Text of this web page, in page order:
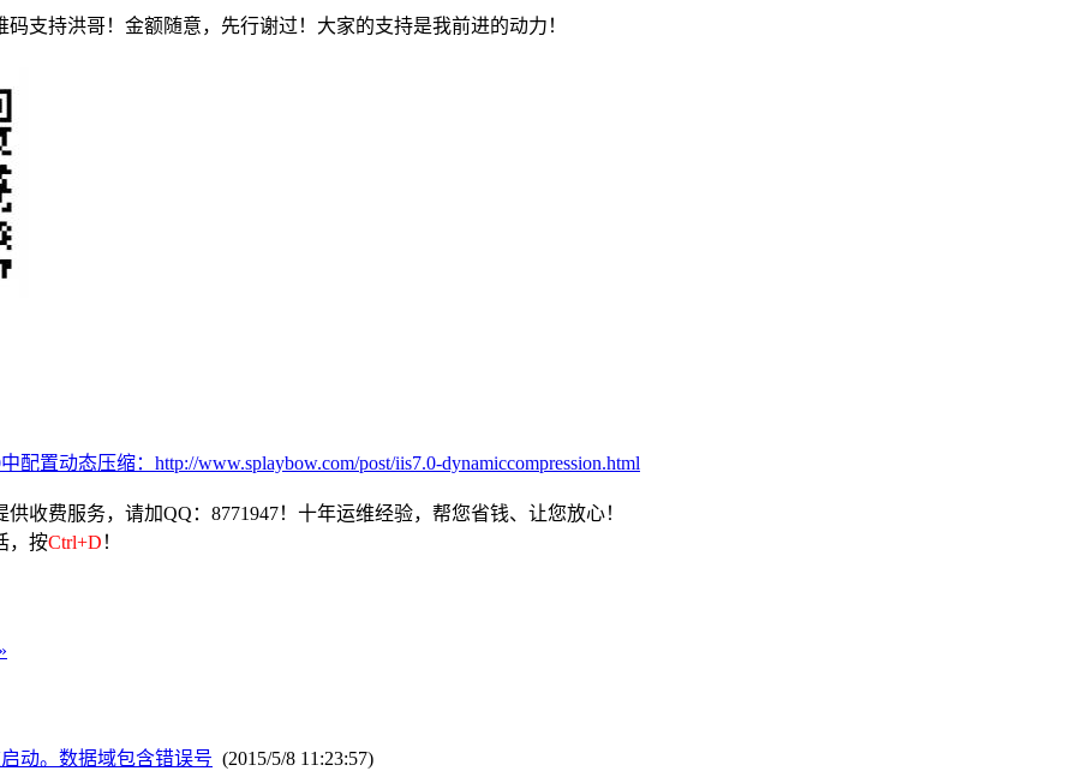
支持洪哥！金额随意，先行谢过！大家的支持是我前进的动力！
配置动态压缩：http://www.splaybow.com/post/iis7.0-dynamiccompression.html
收费服务，请加QQ：8771947！十年运维经验，帮您省钱、让您放心！
，按Ctrl+D ！
动。数据域包含错误号 (2015/5/8 11:23:57)